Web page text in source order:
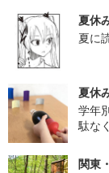
夏休
夏に
夏休
学年
駄な
関東